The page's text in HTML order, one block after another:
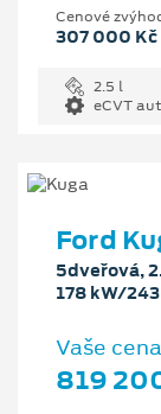
Cenové
307 000 Kč
2.5 l
eCVT
Ford
5dveřová,
178 kW/
Vaše
819